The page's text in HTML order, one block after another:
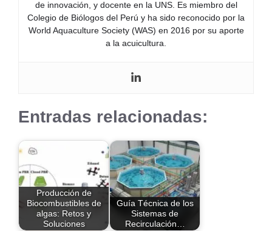
de innovación, y docente en la UNS. Es miembro del
Colegio de Biólogos del Perú y ha sido reconocido por la
World Aquaculture Society (WAS) en 2016 por su aporte
a la acuicultura.
Entradas relacionadas:
Producción de
Biocombustibles de
algas: Retos y
Soluciones
Guía Técnica de los
Sistemas de
Recirculación…